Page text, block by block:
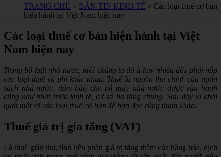
TRANG CHỦ » BẢN TIN KINH TẾ » Các loại thuế cơ bản
hiện hành tại Việt Nam hiện nay
Các loại thuế cơ bản hiện hành tại Việt
Nam hiện nay
Trong bộ luật nhà nước, mỗi chúng ta dù ít hay nhiều đều phải nộp
các loại thuế và phí khác nhau. Thuế là nguồn thu chính của ngân
sách nhà nước, đảm bảo cho bộ máy nhà nước được vận hành
cũng như phát triển kinh tế, cơ sở hạ tầng chung. Sau đây là khái
quát một số các loại thuế cơ bản để bạn đọc cùng tham khảo.
Thuế giá trị gia tăng (VAT)
Là thuế gián thu, tính trên phần giá trị tăng thêm của hàng hóa, dịch